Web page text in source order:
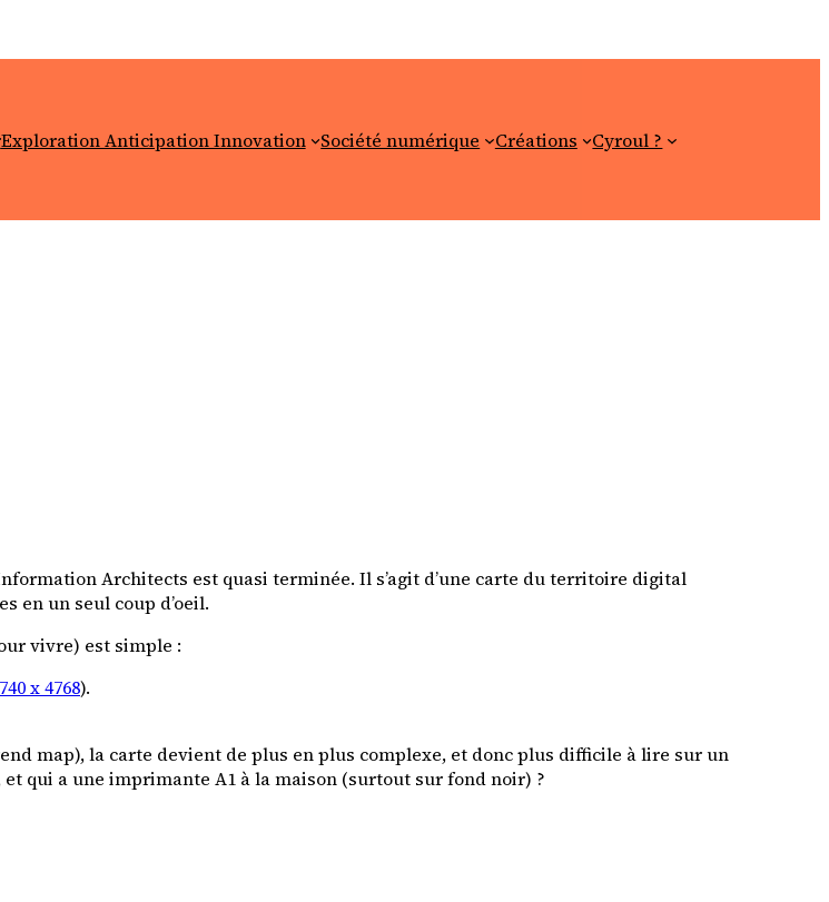
Exploration Anticipation Innovation Société numérique Créations Cyroul ?
Architects est quasi terminée. Il s’agit d’une carte du territoire digital
en un seul coup d’oeil.
vivre) est simple :
x 4768).
map), la carte devient de plus en plus complexe, et donc plus difficile à lire sur un
et qui a une imprimante A1 à la maison (surtout sur fond noir) ?